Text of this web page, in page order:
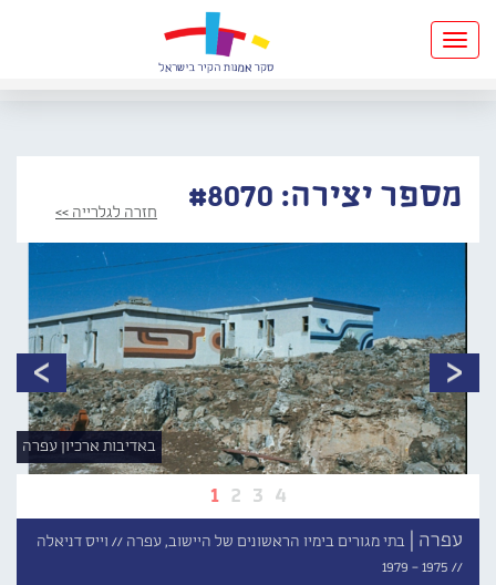
Toggle
navigation
מספר יצירה: #8070 חזרה לגלרייה >>
1 2 3 4
באדיבות ארכיון עפרה
עפרה | בתי מגורים בימיו הראשונים של היישוב, עפרה // וייס דניאלה
//
1975 - 1979